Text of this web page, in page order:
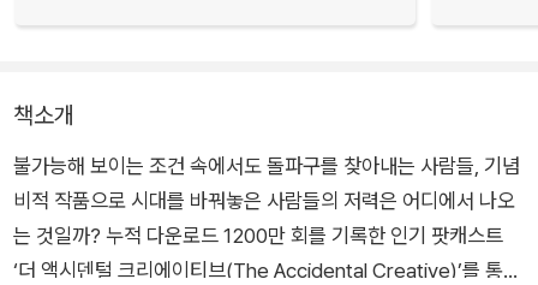
책소개
불가능해 보이는 조건 속에서도 돌파구를 찾아내는 사람들, 기념
비적 작품으로 시대를 바꿔놓은 사람들의 저력은 어디에서 나오
는 것일까? 누적 다운로드 1200만 회를 기록한 인기 팟캐스트
‘더 액시덴털 크리에이티브(The Accidental Creative)’를 통해